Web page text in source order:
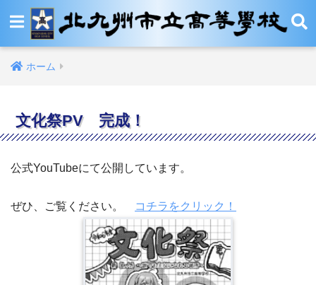
ホーム
文化祭PV 完成！
公式YouTubeにて公開しています。
ぜひ、ご覧ください。 コチラをクリック！